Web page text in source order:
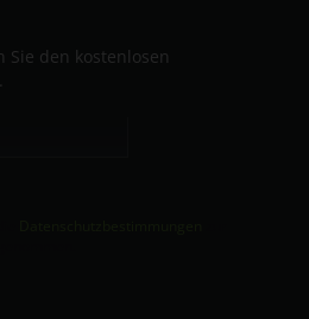
Sie den kostenlosen